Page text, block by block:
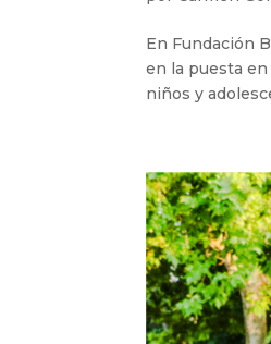
En Fundación
en la puesta
niños y